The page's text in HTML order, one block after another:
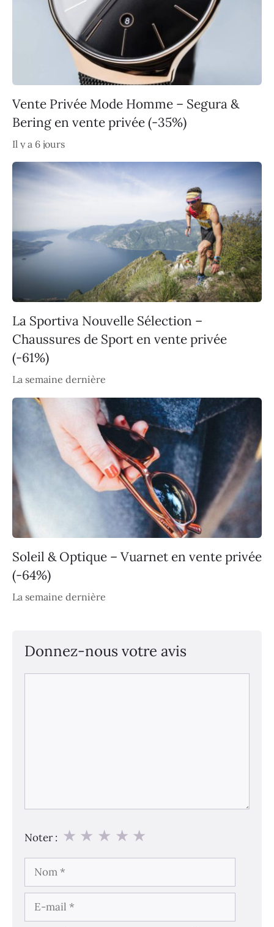
Vente Privée Mode Homme – Segura &
Bering en vente privée (-35%)
Il y a 6 jours
La Sportiva Nouvelle Sélection –
Chaussures de Sport en vente privée
(-61%)
La semaine dernière
Soleil & Optique – Vuarnet en vente privée
(-64%)
La semaine dernière
Donnez-nous votre avis
Noter : ★
★
★
★
★
mail